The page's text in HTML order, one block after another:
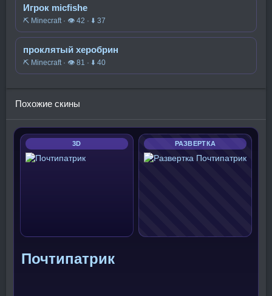
Игрок micfishe
⛏️ Minecraft · 👁 42 · ⬇ 37
проклятый херобрин
⛏️ Minecraft · 👁 81 · ⬇ 40
Похожие скины
3D РАЗВЕРТКА
Почтипатрик